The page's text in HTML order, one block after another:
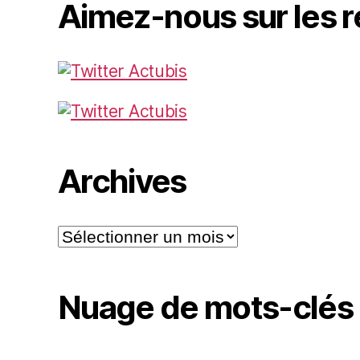
Aimez-nous sur les
Archives
Archives
Nuage de mots-clés